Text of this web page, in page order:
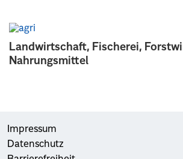
Landwirtschaft, Fischerei,
Nahrungsmittel
Impressum
Datenschutz